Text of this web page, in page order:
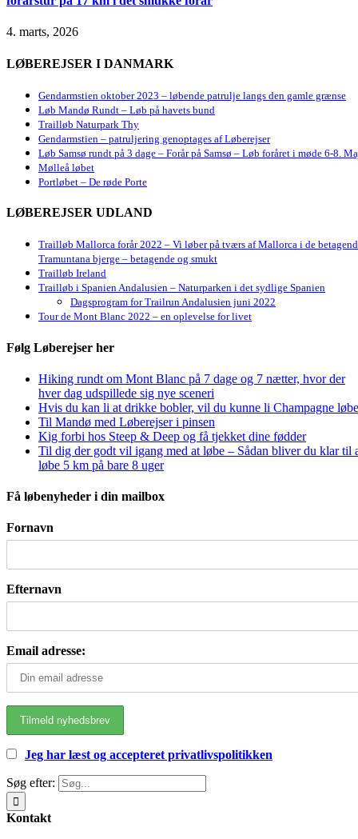
4. marts, 2026
LØBEREJSER I DANMARK
Gendarmstien oktober 2023 – løbende patrulje langs den gamle grænse
Løb Mandø Rundt – Løb på havets bund
Trailløb Naturpark Thy
Gendarmstien – patruljering genoptages af Løberejser
Løb Samsø rundt på 3 dage – Forår på Samsø – Løb foråret i møde 6-8.
Mølleå løbet
Portløbet – De røde Porte
LØBEREJSER UDLAND
Trailløb Mallorca forår 2022 – Vi løber på tværs af Mallorca i de
Tramuntana bjerge – betagende og smukt
Trailløb Ireland
Trailløb i Spanien Andalusien – Naturparken i det sydlige Spanien
Dagsprogram for Trailrun Andalusien juni 2022
Tour de Mont Blanc 2022 – en oplevelse for livet
Følg Løberejser her
Hiking rundt om Mont Blanc på 7 dage og 7 nætter, hvor der
hver dag udspillede sig nye sceneri
Hvis du kan li at drikke bobler, vil du kunne li Champagne
Til Mandø med Løberejser i pinsen
Kig forbi hos Steep & Deep og få tjekket dine fødder
Til dig der godt vil igang med at løbe – Sådan bliver du klar til
løbe 5 km på bare 8 uger
Få løbenyheder i din mailbox
Fornavn
Efternavn
Email adresse:
Jeg har læst og accepteret privatlivspolitikken
Søg efter:
Kontakt